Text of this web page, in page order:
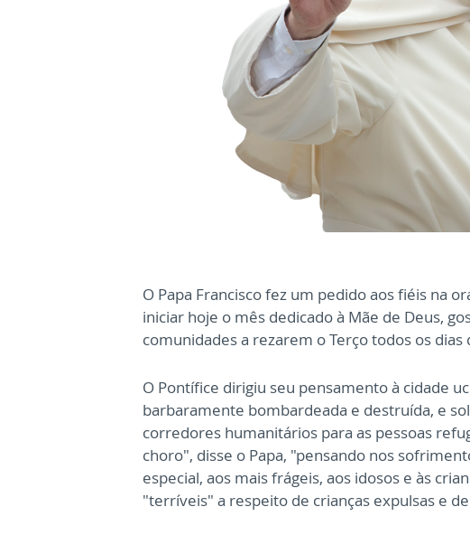
O Papa Francisco fez um pedido aos fiéis na
iniciar hoje o mês dedicado à Mãe de Deus,
comunidades a rezarem o Terço todos os dias
O Pontífice dirigiu seu pensamento à cidade
barbaramente bombardeada e destruída, e
corredores humanitários para as pessoas
choro", disse o Papa, "pensando nos
especial, aos mais frágeis, aos idosos e às
"terríveis" a respeito de crianças expulsas e